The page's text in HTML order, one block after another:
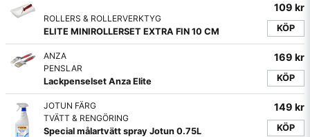
ROLLERS & ROLLERVERKTYG
ELITE MINIROLLERSET EXTRA FIN 10 CM
109 kr
KÖP
ANZA
PENSLAR
Lackpenselset Anza Elite
169 kr
KÖP
JOTUN FÄRG
TVÄTT & RENGÖRING
Special målartvätt spray Jotun 0.75L
149 kr
KÖP